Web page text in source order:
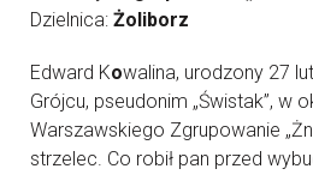
Dzielnica: Żoliborz
Edward Kowalina, urodzony 27
Grójcu, pseudonim „Świstak”, w
Warszawskiego Zgrupowanie
strzelec. Co robił pan przed